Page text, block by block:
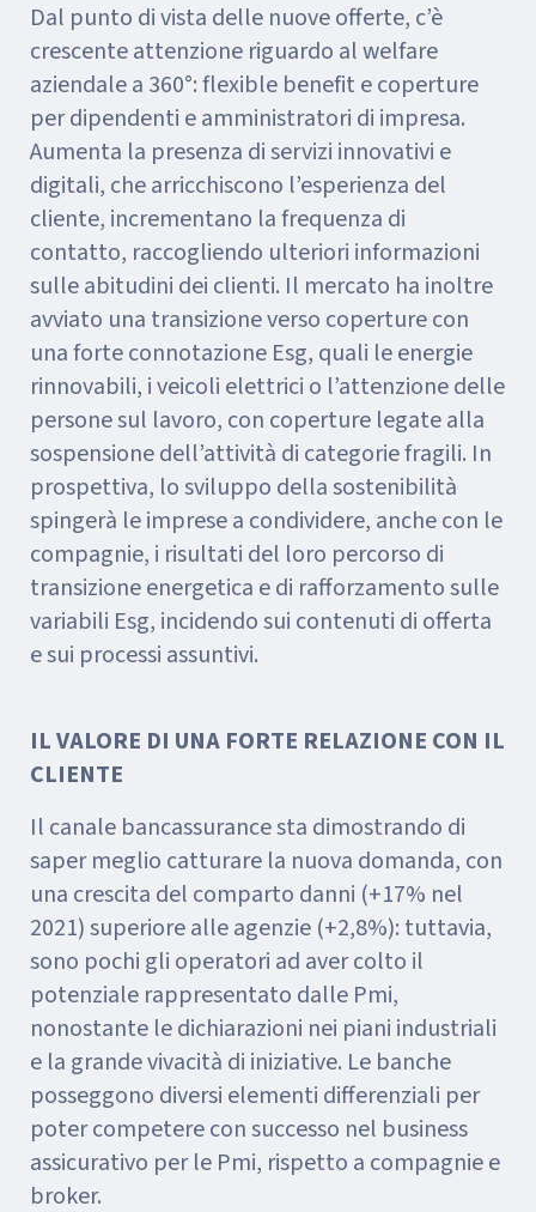
Dal punto di vista delle nuove offerte, c’è
crescente attenzione riguardo al welfare
aziendale a 360°: flexible benefit e coperture
per dipendenti e amministratori di impresa.
Aumenta la presenza di servizi innovativi e
digitali, che arricchiscono l’esperienza del
cliente, incrementano la frequenza di
contatto, raccogliendo ulteriori informazioni
sulle abitudini dei clienti. Il mercato ha inoltre
avviato una transizione verso coperture con
una forte connotazione Esg, quali le energie
rinnovabili, i veicoli elettrici o l’attenzione delle
persone sul lavoro, con coperture legate alla
sospensione dell’attività di categorie fragili. In
prospettiva, lo sviluppo della sostenibilità
spingerà le imprese a condividere, anche con le
compagnie, i risultati del loro percorso di
transizione energetica e di rafforzamento sulle
variabili Esg, incidendo sui contenuti di offerta
e sui processi assuntivi.
IL VALORE DI UNA FORTE RELAZIONE CON IL
CLIENTE
Il canale bancassurance sta dimostrando di
saper meglio catturare la nuova domanda, con
una crescita del comparto danni (+17% nel
2021) superiore alle agenzie (+2,8%): tuttavia,
sono pochi gli operatori ad aver colto il
potenziale rappresentato dalle Pmi,
nonostante le dichiarazioni nei piani industriali
e la grande vivacità di iniziative. Le banche
posseggono diversi elementi differenziali per
poter competere con successo nel business
assicurativo per le Pmi, rispetto a compagnie e
broker.